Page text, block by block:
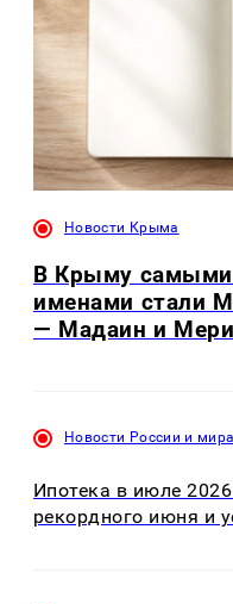
Новости Крыма
В Крыму
именами стали
— Мадаин и
Новости России и мира
Ипотека в июле
рекордного июня и